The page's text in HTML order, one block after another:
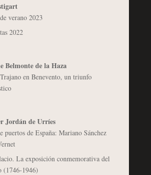
verano 2023
2022
Belmonte de la Haza
en Benevento, un triunfo
Jordán de Urríes
puertos de España: Mariano Sánchez
La exposición conmemorativa del
(1746-1946)